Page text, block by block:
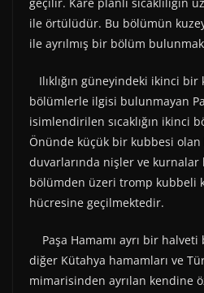
geçilir. Kare planlı sıcaklılığın
ile örtülüdür. Bu bölümün
ile ayrılmış bir bölüm
Ilıklığın güneyindeki ikinci bir
bölümlerle ilgisi bulunmayan
isimlendirilen sıcaklığın ikinci
Önünde küçük bir kubbesi
duvarlarında nişler ve kurnalar
bölümden üzeri tromp kubbeli
hücresine geçilmektedir.
Paşa Hamamı ayrı bir
diğer Kütahya hamamları ve
mimarisinden ayrılan kendine